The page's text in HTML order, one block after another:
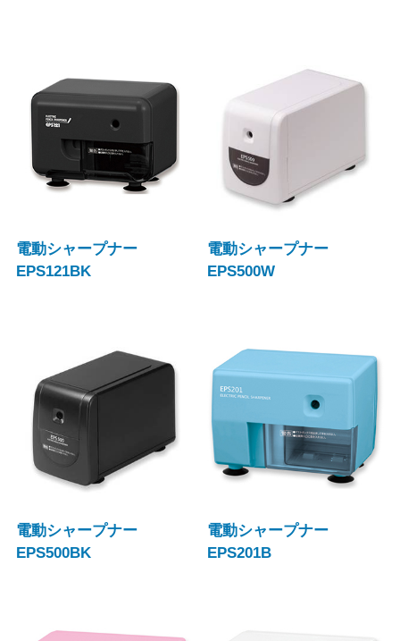
電動シャープナー
EPS121BK
電動シャープナー
EPS500W
電動シャープナー
EPS500BK
電動シャープナー
EPS201B